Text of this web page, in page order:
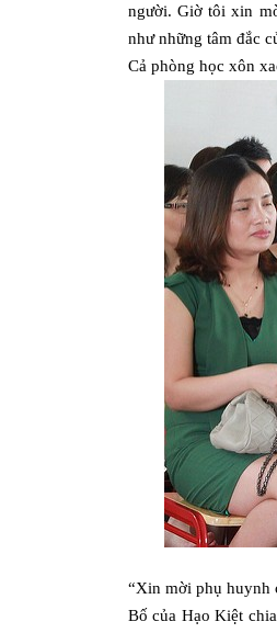
người. Giờ tôi xin
như những tâm đắc
Cả phòng học xôn
“Xin mời phụ huynh
Bố của Hạo Kiệt